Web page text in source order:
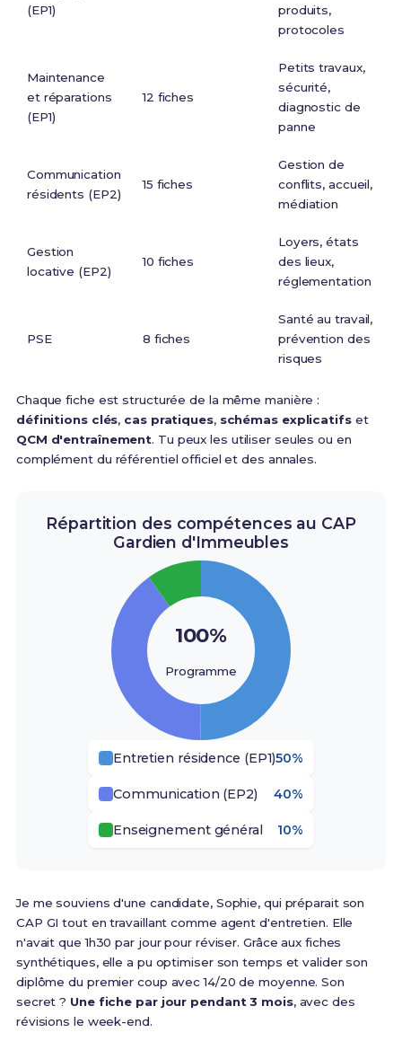
(EP1)
produits,
protocoles
Maintenance
et réparations
(EP1)
12 fiches
Petits travaux,
sécurité,
diagnostic de
panne
Communication
résidents (EP2)
15 fiches
Gestion de
conflits, accueil,
médiation
Gestion
locative (EP2)
10 fiches
Loyers, états
des lieux,
réglementation
PSE 8 fiches
Santé au travail,
prévention des
risques
Chaque fiche est structurée de la même manière :
définitions clés, cas pratiques, schémas explicatifset
QCM d'entraînement. Tu peux les utiliser seules ou en
complément du référentiel officiel et des annales.
Répartition des compétences au CAP
Gardien d'Immeubles
100%
Programme
Entretien résidence (EP1)50%
Communication (EP2) 40%
Enseignement général 10%
Je me souviens d'une candidate, Sophie, qui préparait son
CAP GI tout en travaillant comme agent d'entretien. Elle
n'avait que 1h30 par jour pour réviser. Grâce aux fiches
synthétiques, elle a pu optimiser son temps et valider son
diplôme du premier coup avec 14/20 de moyenne. Son
secret ? Une fiche par jour pendant 3 mois, avec des
révisions le week-end.